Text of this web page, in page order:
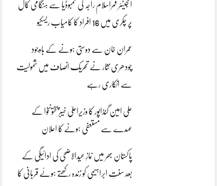
انجینئر قمراسلام راجہ کی کمبوڈیا سے ہنگامی کال
پر چکری میں 16 افراد کا کامیاب ریسکیو
عمران خان سے دوستی ہونے کے باوجود
چودھری نثار نے تحریک انصاف میں شمولیت
سے انکاری رہے
علی امین گنڈاپور کا وزیراعلیٰ خیبرپختونخوا کے
عہدے سے مستعفی ہونے کا اعلان
پاکستان بھر میں نمازِ عیدالاضحی کی ادائیگی کے
بعد سنتِ ابراہیمی کو زندہ رکھتے ہوئے قربانی کا